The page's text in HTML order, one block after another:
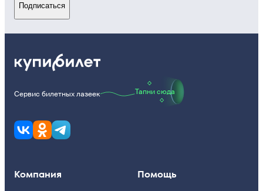
Подписаться
Сервис билетных лазеек Тапни сюда
Компания Помощь